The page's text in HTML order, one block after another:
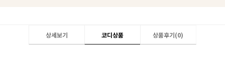
상세보기 코디상품 상품후기(0)